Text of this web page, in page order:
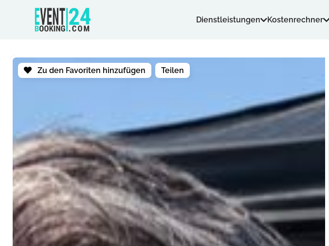
Dienstleistungen Kostenrechner
Zu den Favoriten hinzufügen Teilen